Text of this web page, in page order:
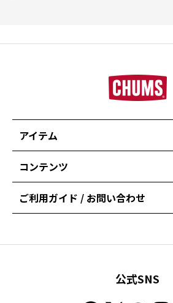
アイテム
コンテンツ
ご利用ガイド / お問い合わせ
公式SNS